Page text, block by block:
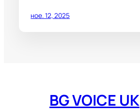
ное. 12, 2025
BG VOICE UK